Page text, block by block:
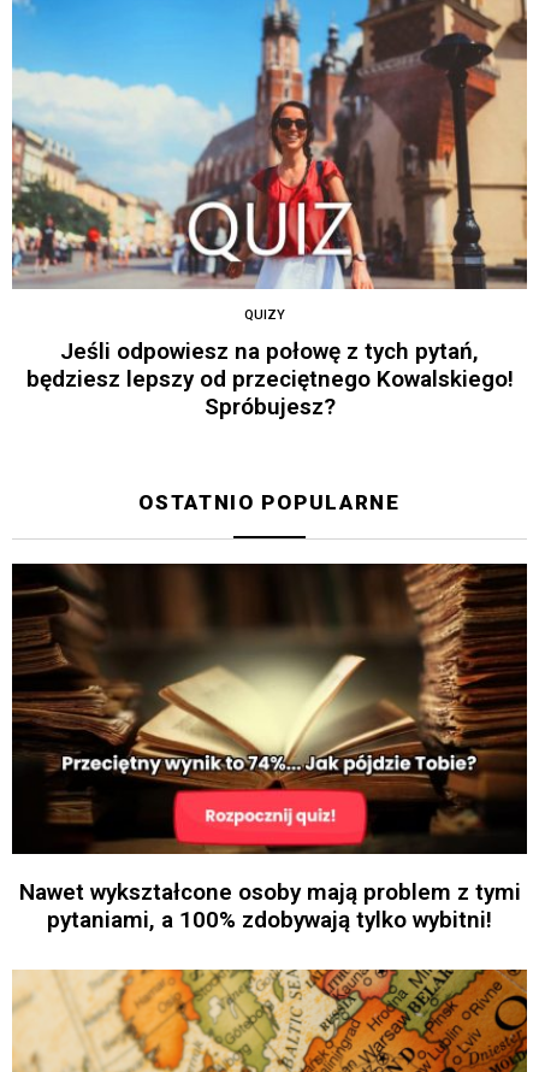
QUIZY
Jeśli odpowiesz na połowę z tych pytań,
będziesz lepszy od przeciętnego Kowalskiego!
Spróbujesz?
OSTATNIO POPULARNE
Nawet wykształcone osoby mają problem z tymi
pytaniami, a 100% zdobywają tylko wybitni!